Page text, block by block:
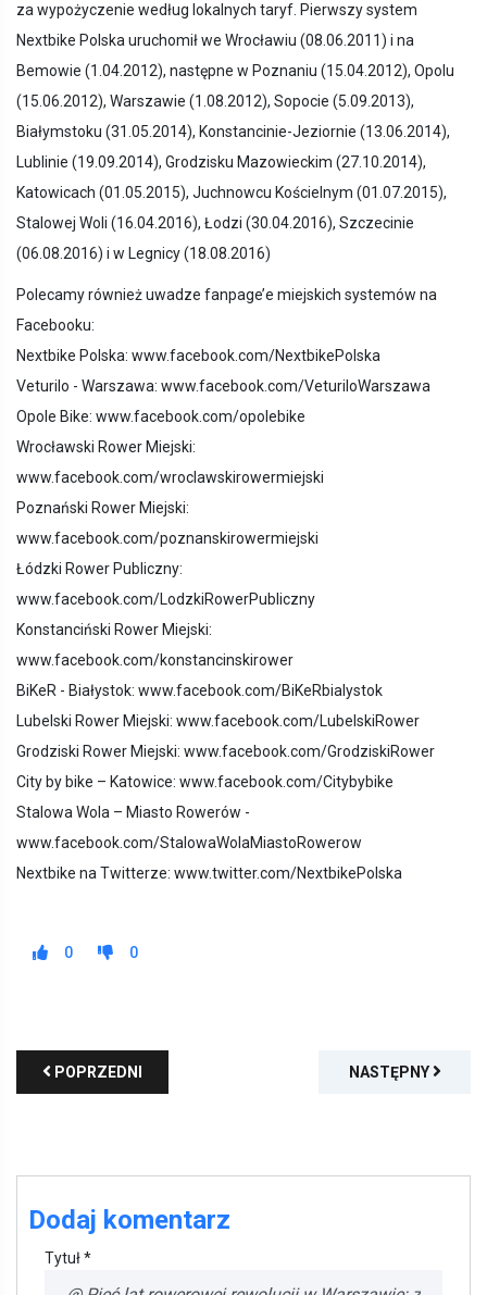
za wypożyczenie według lokalnych taryf. Pierwszy system
Nextbike Polska uruchomił we Wrocławiu (08.06.2011) i na
Bemowie (1.04.2012), następne w Poznaniu (15.04.2012), Opolu
(15.06.2012), Warszawie (1.08.2012), Sopocie (5.09.2013),
Białymstoku (31.05.2014), Konstancinie-Jeziornie (13.06.2014),
Lublinie (19.09.2014), Grodzisku Mazowieckim (27.10.2014),
Katowicach (01.05.2015), Juchnowcu Kościelnym (01.07.2015),
Stalowej Woli (16.04.2016), Łodzi (30.04.2016), Szczecinie
(06.08.2016) i w Legnicy (18.08.2016)
Polecamy również uwadze fanpage’e miejskich systemów na
Facebooku:
Nextbike Polska: www.facebook.com/NextbikePolska
Veturilo - Warszawa: www.facebook.com/VeturiloWarszawa
Opole Bike: www.facebook.com/opolebike
Wrocławski Rower Miejski:
www.facebook.com/wroclawskirowermiejski
Poznański Rower Miejski:
www.facebook.com/poznanskirowermiejski
Łódzki Rower Publiczny:
www.facebook.com/LodzkiRowerPubliczny
Konstanciński Rower Miejski:
www.facebook.com/konstancinskirower
BiKeR - Białystok: www.facebook.com/BiKeRbialystok
Lubelski Rower Miejski: www.facebook.com/LubelskiRower
Grodziski Rower Miejski: www.facebook.com/GrodziskiRower
City by bike – Katowice: www.facebook.com/Citybybike
Stalowa Wola – Miasto Rowerów -
www.facebook.com/StalowaWolaMiastoRowerow
Nextbike na Twitterze: www.twitter.com/NextbikePolska
0 0
POPRZEDNI NASTĘPNY
Dodaj komentarz
Tytuł *